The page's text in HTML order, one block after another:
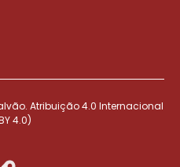
Atribuição 4.0 Internacional
4.0)